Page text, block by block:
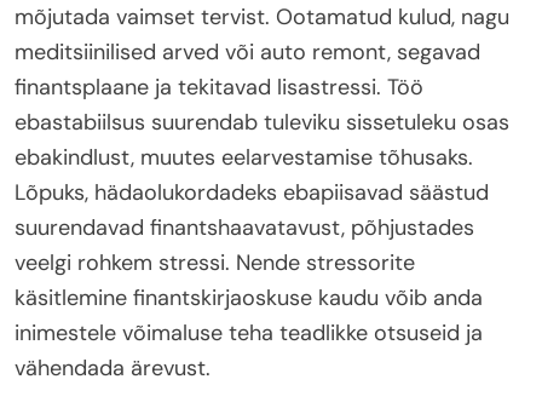
mõjutada vaimset tervist. Ootamatud kulud, nagu
meditsiinilised arved või auto remont, segavad
finantsplaane ja tekitavad lisastressi. Töö
ebastabiilsus suurendab tuleviku sissetuleku osas
ebakindlust, muutes eelarvestamise tõhusaks.
Lõpuks, hädaolukordadeks ebapiisavad säästud
suurendavad finantshaavatavust, põhjustades
veelgi rohkem stressi. Nende stressorite
käsitlemine finantskirjaoskuse kaudu võib anda
inimestele võimaluse teha teadlikke otsuseid ja
vähendada ärevust.